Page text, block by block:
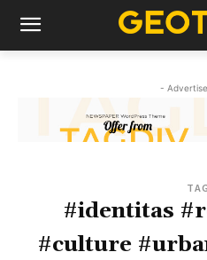
-
TAG
#identitas
#culture